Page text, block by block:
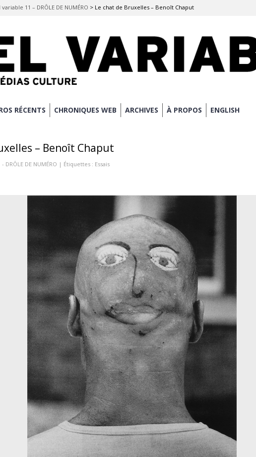
variable 11 – DRÔLE DE NUMÉRO > Le chat de Bruxelles – Benoît Chaput
RÉCENTS CHRONIQUES WEB ARCHIVES À PROPOS ENGLISH
– Benoît Chaput
DRÔLE DE NUMÉRO | Étiquettes : Essais